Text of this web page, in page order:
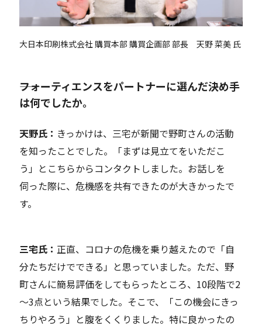
大日本印刷株式会社 購買本部 購買企画部 部長 天野 菜美 氏
――フォーティエンスをパートナーに選んだ決め手
は何でしたか。
天野氏： きっかけは、三宅が新聞で野町さんの活動
を知ったことでした。
「まずは見立てをいただこ
う」とこちらからコンタクトしました。 お話しを
伺った際に、危機感を共有できたのが大きかったで
す。
三宅氏：正直、コロナの危機を乗り越えたので「自
分たちだけでできる」と思っていました。ただ、野
町さんに簡易評価をしてもらったところ、10段階で2
～3点という結果でした。 そこで、
「この機会にきっ
ちりやろう」と腹をくくりました。特に良かったの